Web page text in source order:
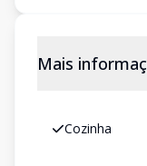
Mais
Cozinha